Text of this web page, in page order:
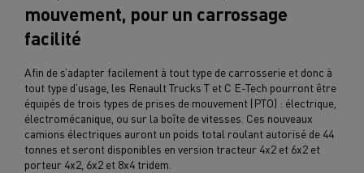
mouvement, pour un carrossage
facilité
Afin de s’adapter facilement à tout type de carrosserie et donc à
tout type d’usage, les Renault Trucks T et C E-Tech pourront être
équipés de trois types de prises de mouvement (PTO) : électrique,
électromécanique, ou sur la boîte de vitesses. Ces nouveaux
camions électriques auront un poids total roulant autorisé de 44
tonnes et seront disponibles en version tracteur 4x2 et 6x2 et
porteur 4x2, 6x2 et 8x4 tridem.